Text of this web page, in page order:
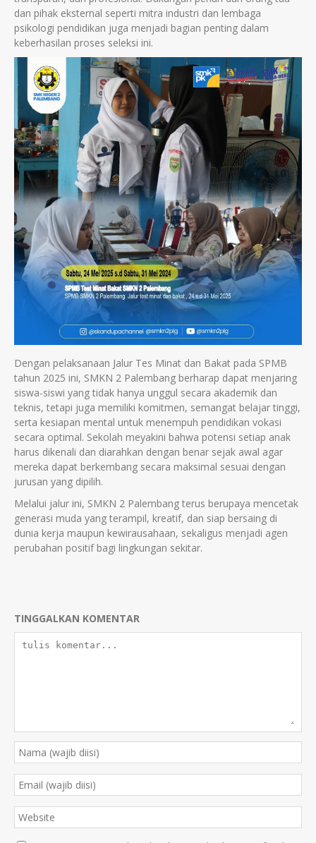
dan pihak eksternal seperti mitra industri dan lembaga
psikologi pendidikan juga menjadi bagian penting dalam
keberhasilan proses seleksi ini.
Dengan pelaksanaan Jalur Tes Minat dan Bakat pada SPMB
tahun 2025 ini, SMKN 2 Palembang berharap dapat menjaring
siswa-siswi yang tidak hanya unggul secara akademik dan
teknis, tetapi juga memiliki komitmen, semangat belajar tinggi,
serta kesiapan mental untuk menempuh pendidikan vokasi
secara optimal. Sekolah meyakini bahwa potensi setiap anak
harus dikenali dan diarahkan dengan benar sejak awal agar
mereka dapat berkembang secara maksimal sesuai dengan
jurusan yang dipilih.
Melalui jalur ini, SMKN 2 Palembang terus berupaya mencetak
generasi muda yang terampil, kreatif, dan siap bersaing di
dunia kerja maupun kewirausahaan, sekaligus menjadi agen
perubahan positif bagi lingkungan sekitar.
TINGGALKAN KOMENTAR